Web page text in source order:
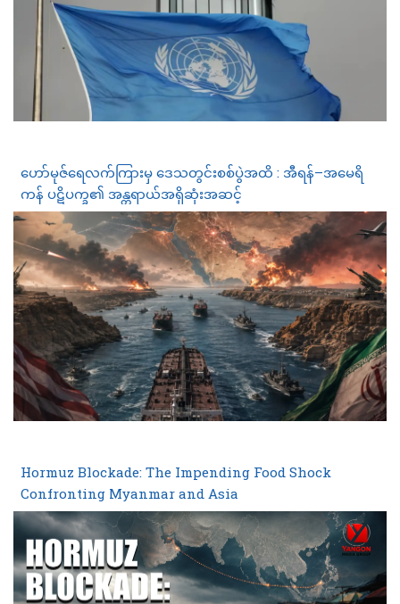
ဟော်မုဇ်ရေလက်ကြားမှ ဒေသတွင်းစစ်ပွဲအထိ : အီရန်–အမေရိ
ကန် ပဋိပက္ခ၏ အန္တရာယ်အရှိဆုံးအဆင့်
Hormuz Blockade: The Impending Food Shock
Confronting Myanmar and Asia